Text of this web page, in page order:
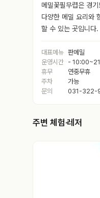
메밀꽃필무렵은 경
다양한 메밀 요리와
할 수 있는 곳입니다.
대표메뉴 판메밀
운영시간 -
휴무
연중무휴
주차
가능
문의
031-322-
주변 체험·레저